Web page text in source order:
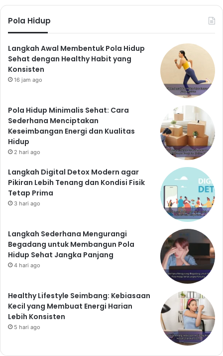
Pola Hidup
Langkah Awal Membentuk Pola Hidup
Sehat dengan Healthy Habit yang
Konsisten
16 jam ago
Pola Hidup Minimalis Sehat: Cara
Sederhana Menciptakan
Keseimbangan Energi dan Kualitas
Hidup
2 hari ago
Langkah Digital Detox Modern agar
Pikiran Lebih Tenang dan Kondisi Fisik
Tetap Prima
3 hari ago
Langkah Sederhana Mengurangi
Begadang untuk Membangun Pola
Hidup Sehat Jangka Panjang
4 hari ago
Healthy Lifestyle Seimbang: Kebiasaan
Kecil yang Membuat Energi Harian
Lebih Konsisten
5 hari ago